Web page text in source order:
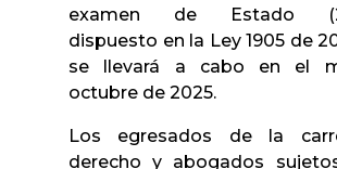
examen de Estado
dispuesto en la Ley 1905 de
se llevará a cabo en el
octubre de 2025.
Los egresados de la
derecho y abogados